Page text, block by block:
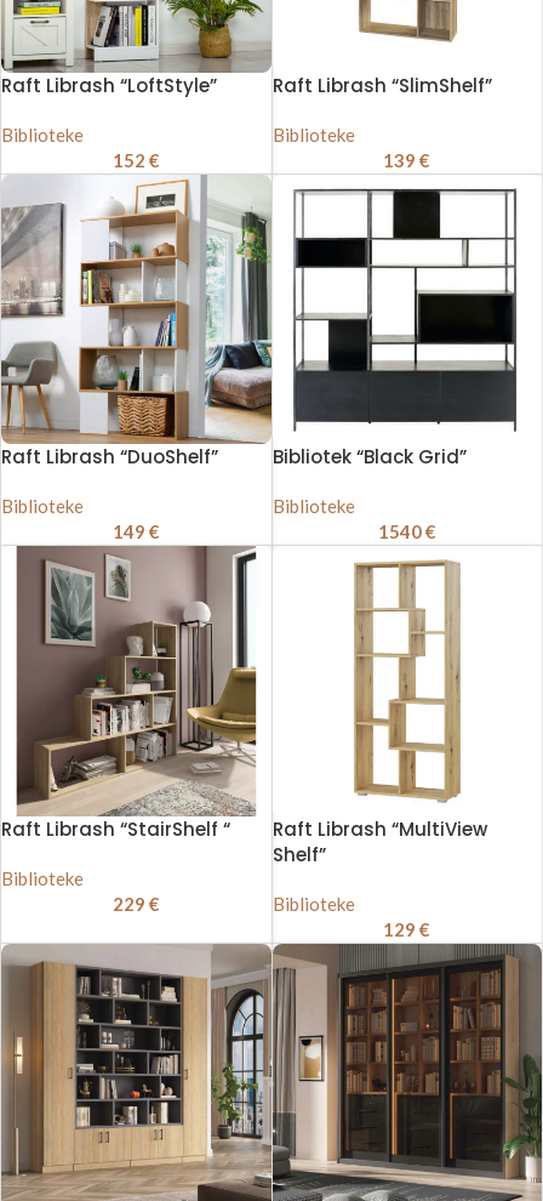
Raft Librash “LoftStyle”
Biblioteke
152 €
Raft Librash “SlimShelf”
Biblioteke
139€
Raft Librash “DuoShelf”
Biblioteke
149 €
Bibliotek “Black Grid”
Biblioteke
1540€
Raft Librash “StairShelf “
Biblioteke
229 €
Raft Librash “MultiView
Shelf”
Biblioteke
129€